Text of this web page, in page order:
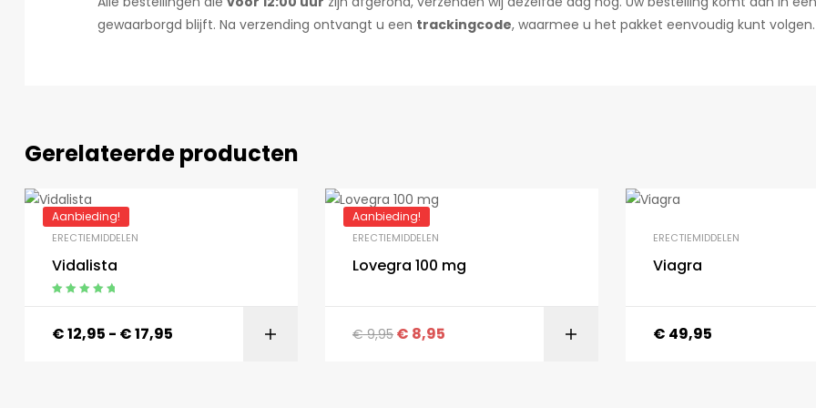
gewaarborgd blijft. Na verzending ontvangt u een trackingcode, waarmee u het pakket eenvoudig kunt volgen.
Gerelateerde producten
Aanbieding!
ERECTIEMIDDELEN
Vidalista
€12,95 - €17,95 OPTIES SELECTEREN
Aanbieding!
ERECTIEMIDDELEN
Lovegra 100 mg
€9,95 € 8,95 TOEVOEGEN AAN
ERECTIEMIDDELEN
Viagra
€ 49,95